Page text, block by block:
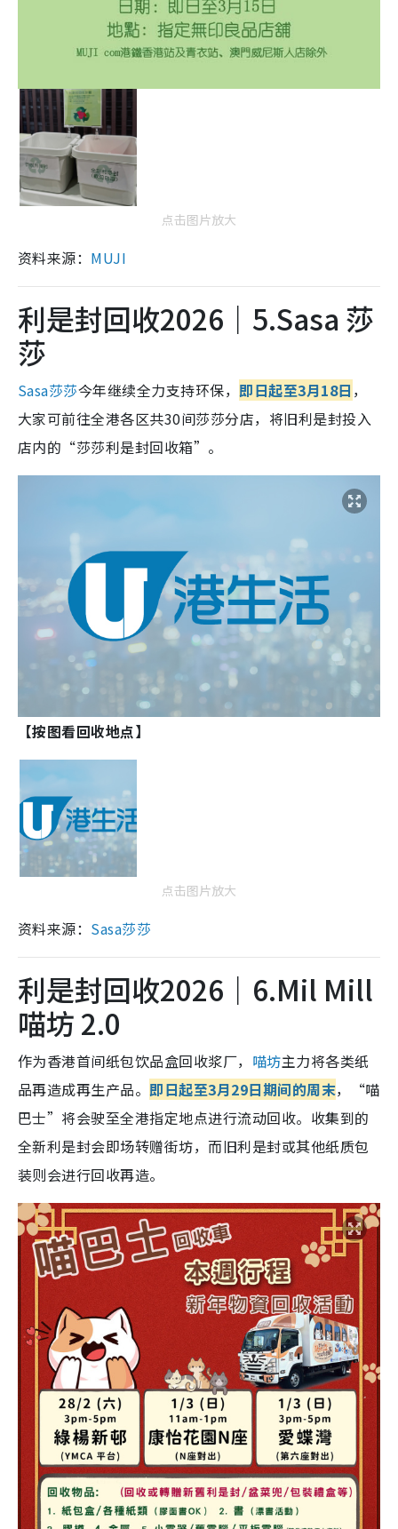
点击图片放大
资料来源： MUJI
利是封回收2026｜5.Sasa 莎
莎
Sasa莎莎今年继续全力支持环保，即日起至3月18日 ，
大家可前往全港各区共30间莎莎分店，将旧利是封投入
店内的“莎莎利是封回收箱”。
【按图看回收地点】
点击图片放大
资料来源： Sasa莎莎
利是封回收2026｜6.Mil Mill
喵坊 2.0
作为香港首间纸包饮品盒回收浆厂， 喵坊主力将各类纸
品再造成再生产品。即日起至3月29日期间的周末，“喵
巴士”将会驶至全港指定地点进行流动回收。收集到的
全新利是封会即场转赠街坊，而旧利是封或其他纸质包
装则会进行回收再造。